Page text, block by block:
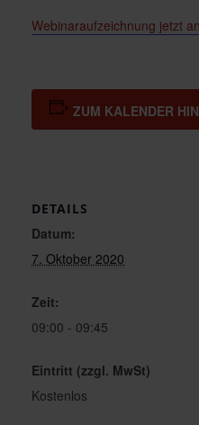
Webinaraufzeichnung jetzt
ZUM KALENDER
DETAILS
Datum:
7. Oktober 2020
Zeit:
09:00 - 09:45
Eintritt (zzgl. MwSt)
Kostenlos